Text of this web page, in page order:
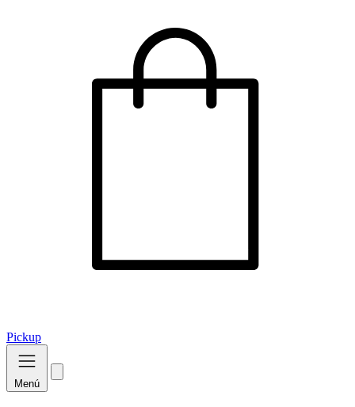
Pickup
Menú